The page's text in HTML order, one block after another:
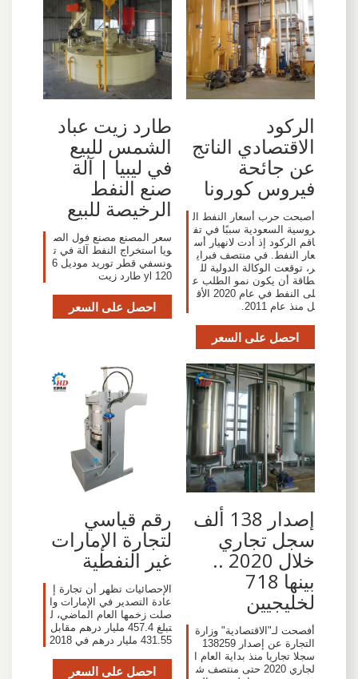
الركود
الاقتصادي الناتج
عن جائحة
فيروس كورونا
أصبحت حرب أسعار النفط ال
روسية السعودية سببًا في تف
اقم الركود إذ أدت لانهيار أس
عار النفط. في منتصف فبراي
ر، توقعت الوكالة الدولية لل
طاقة أن يكون نمو الطلب ع
لى النفط في عام 2020 الأق
ل منذ عام 2011.
احصل على السعر
طارد زيت عباد
الشمس للبيع
في ليبيا | آلة
صنع النفط
الرخيصة للبيع
سعر المصنع مصنع فول الص
ويا استخراج النفط آلة في ت
ونسفي قطر توريد موديل 6
yl 120 طارد زيت
احصل على السعر
إصدار 138 ألف
سجل تجاري
خلال 2020 ..
بينها 718
لخليجيين
أفصحت لـ"الاقتصادية" وزارة
التجارة عن إصدار 138259
سجلا تجاريا منذ بداية العام ا
لجاري 2020 حتى منتصف ش
رقم قياسي
لتجارة الإمارات
غير النفطية
الإحصائيات تظهر أن تجارة إ
عادة التصدير في الإمارات وا
صلت زخمها العام الماضي، ل
تبلغ 457.4 مليار درهم مقابل
431.55 مليار درهم في 2018
احصل على السعر